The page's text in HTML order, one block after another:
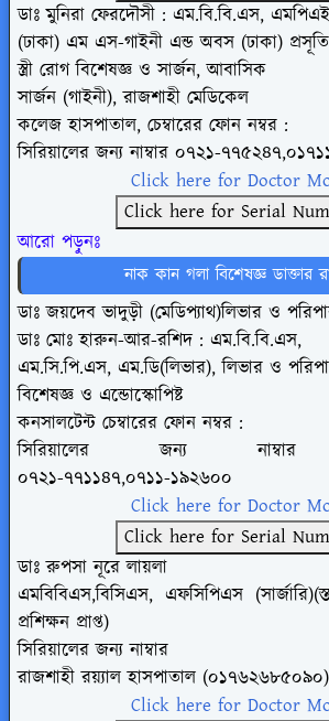
ডাঃ মুনিরা ফেরদৌসী : এম.বি.বি.এস,
(ঢাকা) এম এস-গাইনী এন্ড অবস (ঢাকা)
স্ত্রী রোগ বিশেষজ্ঞ ও সার্জন, আবাসিক
সার্জন (গাইনী), রাজশাহী মেডিকেল
কলেজ হাসপাতাল, চেম্বারের ফোন নম্বর :
সিরিয়ালের জন্য নাম্বার ০৭২১-
Click here for Doctor
Click here for Serial
আরো পড়ুনঃ
নাক কান গলা বিশেষজ্ঞ ডাক্তার
ডাঃ জয়দেব ভাদুড়ী (মেডিপ্যাথ)লিভার ও
ডাঃ মোঃ হারুন-আর-রশিদ : এম.বি.বি.এস,
এম.সি.পি.এস, এম.ডি(লিভার), লিভার ও
বিশেষজ্ঞ ও এন্ডোস্কোপিষ্ট
কনসালটেন্ট চেম্বারের ফোন নম্বর :
সিরিয়ালের জন্য
০৭২১-৭৭১১৪৭,০৭১১-১৯২৬০০
Click here for Doctor
Click here for Serial
ডাঃ রুপসা নূরে লায়লা
এমবিবিএস,বিসিএস, এফসিপিএস
প্রশিক্ষন প্রাপ্ত)
সিরিয়ালের জন্য নাম্বার
রাজশাহী রয়্যাল হাসপাতাল (০১৭৬২৬৮৫০৯০)
Click here for Doctor